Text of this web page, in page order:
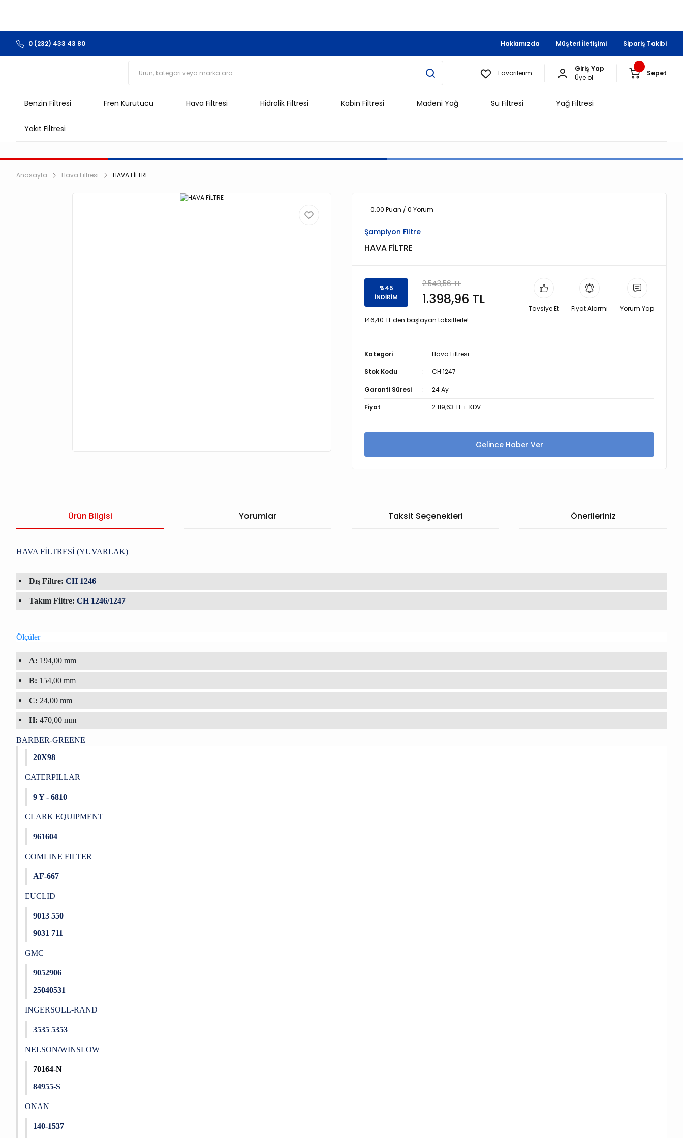
0 (232) 433 43 80 Hakkımızda Müşteri İletişimi Sipariş Takibi
Favorilerim
Giriş Yap
Üye ol
Sepet
Benzin Filtresi Fren Kurutucu Hava Filtresi Hidrolik Filtresi Kabin Filtresi Madeni Yağ Su Filtresi Yağ Filtresi
Yakıt Filtresi
Anasayfa Hava Filtresi HAVA FİLTRE
0.00 Puan / 0 Yorum
Şampiyon Filtre
HAVA FİLTRE
%45
İNDİRİM
2.543,56 TL
1.398,96 TL
146,40 TL den başlayan taksitlerle!
Tavsiye Et Fiyat Alarmı Yorum Yap
Kategori Hava Filtresi
Stok Kodu CH 1247
Garanti Süresi 24 Ay
Fiyat 2.119,63 TL + KDV
Gelince Haber Ver
Ürün Bilgisi Yorumlar Taksit Seçenekleri Önerileriniz
HAVA FİLTRESİ (YUVARLAK)
Dış Filtre: CH 1246
Takım Filtre: CH 1246/1247
Ölçüler
A: 194,00 mm
B: 154,00 mm
C: 24,00 mm
H: 470,00 mm
BARBER-GREENE
20X98
CATERPILLAR
9 Y - 6810
CLARK EQUIPMENT
961604
COMLINE FILTER
AF-667
EUCLID
9013 550
9031 711
GMC
9052906
25040531
INGERSOLL-RAND
3535 5353
NELSON/WINSLOW
70164-N
84955-S
ONAN
140-1537